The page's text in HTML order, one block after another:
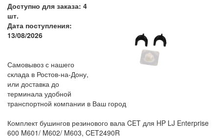
Доступно для заказа: 4
шт.
Дата поступления:
13/08/2026
Самовывоз с нашего
склада в Ростов-на-Дону,
или доставка до
терминала удобной
транспортной компании в Ваш город
Комплект бушингов резинового вала CET для HP LJ Enterprise
600 M601/ M602/ M603, CET2490R